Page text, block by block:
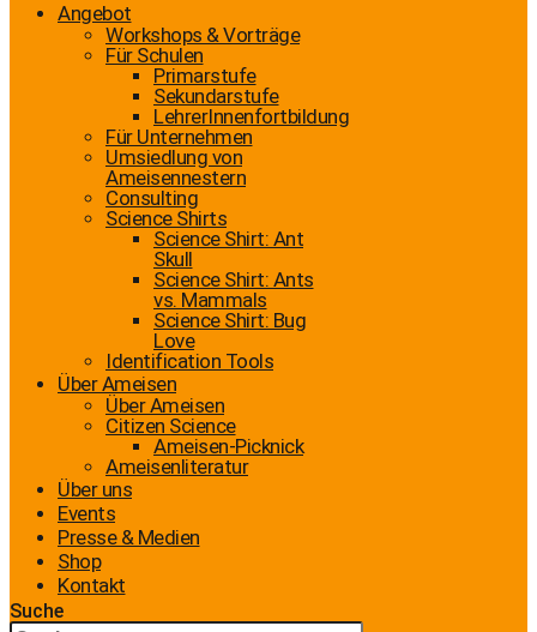
Angebot
Workshops & Vorträge
Für Schulen
Primarstufe
Sekundarstufe
LehrerInnenfortbildung
Für Unternehmen
Umsiedlung von
Ameisennestern
Consulting
Science Shirts
Science Shirt: Ant
Skull
Science Shirt: Ants
vs. Mammals
Science Shirt: Bug
Love
Identification Tools
Über Ameisen
Über Ameisen
Citizen Science
Ameisen-Picknick
Ameisenliteratur
Über uns
Events
Presse & Medien
Shop
Kontakt
Suche